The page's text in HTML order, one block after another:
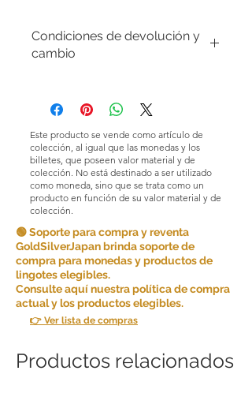
Condiciones de devolución y
cambio
nos esforzamos por ofrecer productos
la satisfacción del cliente. Debido a la
naturaleza de los productos que
vendemos, en principio no aceptamos
devoluciones por comodidad del
cliente.
Sin embargo, en determinadas
circunstancias, podemos aceptar
devoluciones como excepción. Las
devoluciones son posibles si se
cumplen las siguientes condiciones:
Artículo incorrecto: si recibe un artículo
dentro de los [5 días] posteriores a la
recepción del artículo y le enviaremos
Este producto se vende como artículo de
colección, al igual que las monedas y los
billetes, que poseen valor material y de
colección. No está destinado a ser utilizado
como moneda, sino que se trata como un
producto en función de su valor material y de
colección.
🟢 Soporte para compra y reventa
GoldSilverJapan brinda soporte de
compra para monedas y productos de
lingotes elegibles.
Consulte aquí nuestra política de compra
actual y los productos elegibles.
👉 Ver lista de compras
Productos relacionados